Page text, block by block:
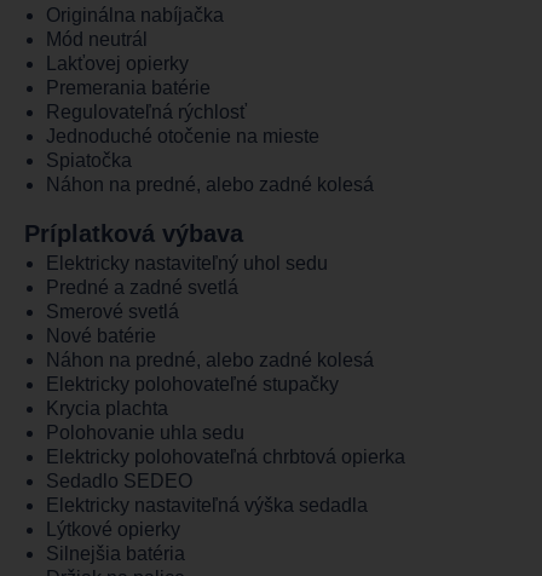
Originálna nabíjačka
Mód neutrál
Lakťovej opierky
Premerania batérie
Regulovateľná rýchlosť
Jednoduché otočenie na mieste
Spiatočka
Náhon na predné, alebo zadné kolesá
Príplatková výbava
Elektricky nastaviteľný uhol sedu
Predné a zadné svetlá
Smerové svetlá
Nové batérie
Náhon na predné, alebo zadné kolesá
Elektricky polohovateľné stupačky
Krycia plachta
Polohovanie uhla sedu
Elektricky polohovateľná chrbtová opierka
Sedadlo SEDEO
Elektricky nastaviteľná výška sedadla
Lýtkové opierky
Silnejšia batéria